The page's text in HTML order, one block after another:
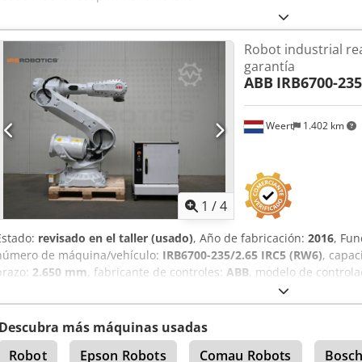
1 /4
Weert 1.402 km
Robot industrial
garantía
ABB IRB6700-
revisado en el taller (usado), Año de fabricación: 2016,
de máquina/vehículo: IRB6700-235/2.65 IRC5 (RW6),
2.650 mm, fabricante de controles: ABB, modelo de
documentación / manual
Garantía de calidad como estándar. 100 %
robótico, controlador, todos los cables y el panel de enseñanza.
de 77 puntos realizada por nuestros ingenieros de
235/2.65 Controlador: IRC5 Carga útil: 235 kg Alcance: 2,65 m
Descubra más máquinas usadas
Robot
Epson Robots Comau Robots